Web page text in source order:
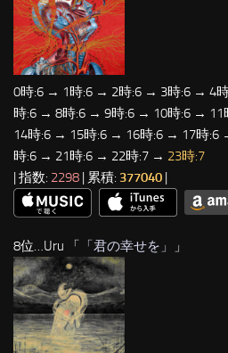
0時:6 → 1時:6 → 2時:6 → 3時:6 → 4
時:6 → 8時:6 → 9時:6 → 10時:6 →
14時:6 → 15時:6 → 16時:6 → 17時
時:6 → 21時:6 → 22時:7 → 23時:7
| 指数: 2298 | 累積: 377040
8位…Uru 「 「君の幸せを」 」